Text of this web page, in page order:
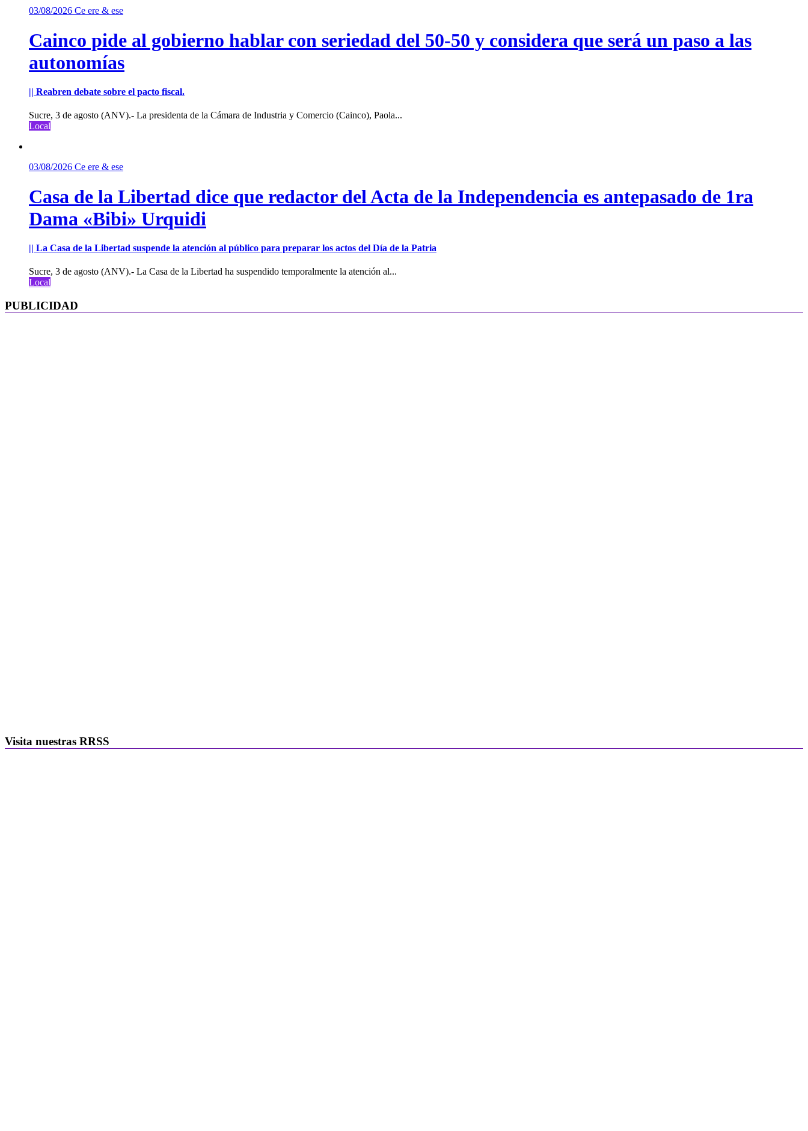
03/08/2026 Ce ere & ese
Cainco pide al gobierno hablar con seriedad del 50-50 y considera que será un paso a las
autonomías
|| Reabren debate sobre el pacto fiscal.
Sucre, 3 de agosto (ANV).- La presidenta de la Cámara de Industria y Comercio (Cainco), Paola...
Local
03/08/2026 Ce ere & ese
Casa de la Libertad dice que redactor del Acta de la Independencia es antepasado de 1ra
Dama «Bibi» Urquidi
|| La Casa de la Libertad suspende la atención al público para preparar los actos del Día de la Patria
Sucre, 3 de agosto (ANV).- La Casa de la Libertad ha suspendido temporalmente la atención al...
Local
PUBLICIDAD
Visita nuestras RRSS